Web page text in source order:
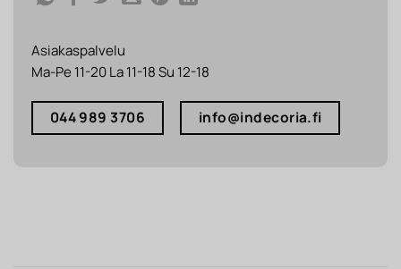
Asiakaspalvelu
Ma-Pe 11-20 La 11-18 Su 12-18
044 989 3706 info@indecoria.fi